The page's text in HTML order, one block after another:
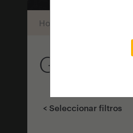
Home
Galería
< Seleccionar filtros